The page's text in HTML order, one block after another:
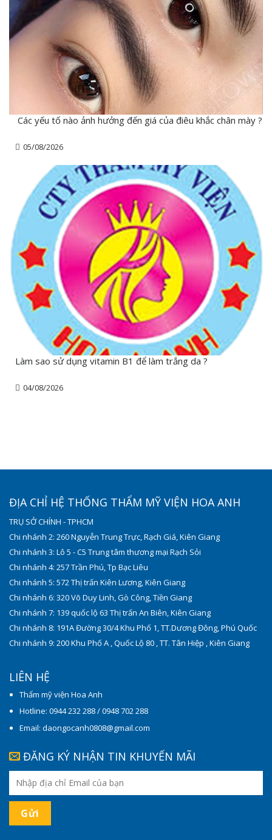
Các yếu tố nào ảnh hưởng đến giá của điêu khắc chân mày ?
05/08/2026
Làm sao sử dụng vitamin B1 để làm trắng da ?
04/08/2026
ĐỊA CHỈ HỆ THỐNG THẨM MỸ VIỆN HOA ANH
TRỤ SỞ CHÍNH - TPHCM
Chi nhánh 2: 260 Nguyễn Trung Trực, Rạch Giá, Kiên Giang
Chi nhánh 3: Lô 5 - C5 Trung tâm thương mại Rạch Sỏi
Chi nhánh 4: 257 Trần Phú, Tp Bạc Liêu
Chi nhánh 5: 572 Thị trấn Kiên Lương, Kiên Giang
Chi nhánh 6: 320 Võ Duy Linh, Gò Công, Tiền Giang
Chi nhánh 7: 139 quốc lộ 63 Thị trấn An Biên, Kiên Giang
Chi nhánh 8: 191A Đường 30/4 Khu Phố 1, TT.Dương Đông, Phú Quốc
Chi nhánh 9: 200 Khu Phố A , Quốc Lộ 80 , TT. Tân Hiệp , Kiên Giang
LIÊN HỆ
Thẩm mỹ viện Hoa Anh
Hotline: 0944 232 288 / 0948 702 288
Email: daongocanh0808@gmail.com
ĐĂNG KÝ NHẬN TIN KHUYẾN MÃI